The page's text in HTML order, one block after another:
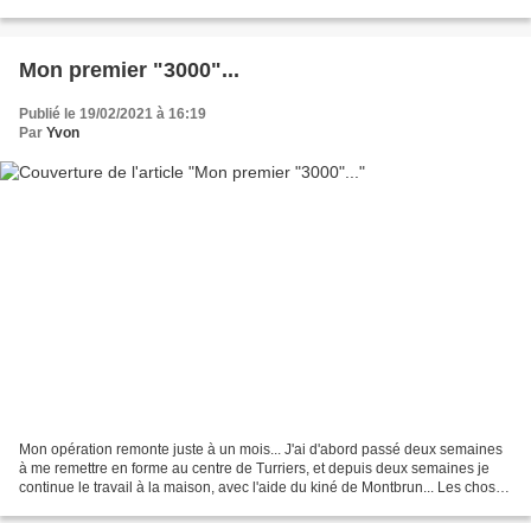
Mon premier "3000"...
Publié le 19/02/2021 à 16:19
Par Yvon
Mon opération remonte juste à un mois... J'ai d'abord passé deux semaines
à me remettre en forme au centre de Turriers, et depuis deux semaines je
continue le travail à la maison, avec l'aide du kiné de Montbrun... Les choses